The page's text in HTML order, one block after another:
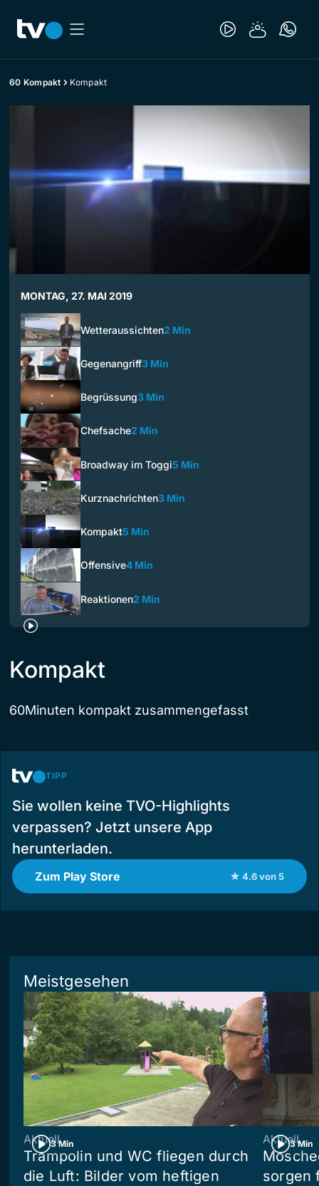
60 Kompakt Kompakt
MONTAG, 27. MAI 2019
Wetteraussichten2 Min
Gegenangriff3 Min
Begrüssung3 Min
Chefsache2 Min
Broadway im Toggi5 Min
Kurznachrichten3 Min
Kompakt5 Min
Offensive4 Min
Reaktionen2 Min
Kompakt
60Minuten kompakt zusammengefasst
TIPP
Sie wollen keine TVO-Highlights
verpassen? Jetzt unsere App
herunterladen.
Zum Play Store ★ 4.6 von 5
Meistgesehen
3 Min
Aktuell
Trampolin und WC fliegen durch
die Luft: Bilder vom heftigen
3 Min
Aktuell
sorgen